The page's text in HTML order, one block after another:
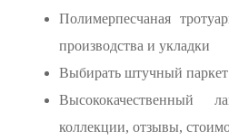
Полимерпесчаная
производства и укладки
Выбирать штучный
Высококачественный
коллекции, отзывы,